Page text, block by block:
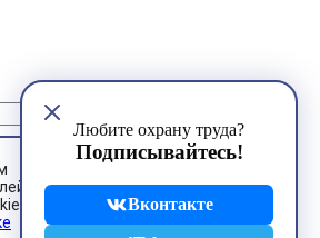
Любите охрану труда?
Подписывайтесь!
Вконтакте